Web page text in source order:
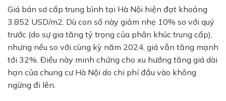
Giá bán sơ cấp trung bình tại Hà Nội hiện đạt khoảng
3.852 USD/m2. Dù con số này giảm nhẹ 10% so với quý
trước (do sự gia tăng tỷ trọng của phân khúc trung cấp),
nhưng nếu so với cùng kỳ năm 2024, giá vẫn tăng mạnh
tới 32%. Điều này minh chứng cho xu hướng tăng giá dài
hạn của chung cư Hà Nội do chi phí đầu vào không
ngừng đi lên.